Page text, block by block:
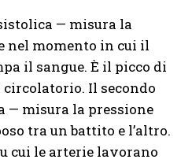
— misura la
nel momento in cui il
il sangue. È il picco di
Il secondo
— misura la pressione
tra un battito e l’altro.
cui le arterie lavorano